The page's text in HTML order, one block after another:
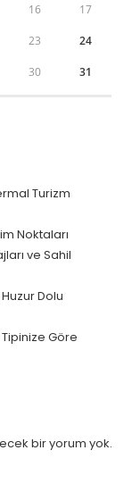
16 17
23 24
30 31
Turizm
Noktaları
ve Sahil
Dolu
Göre
bir yorum yok.